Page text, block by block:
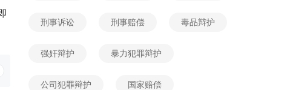
刑事诉讼 刑事赔偿 毒品辩护
强奸辩护 暴力犯罪辩护
公司犯罪辩护 国家赔偿